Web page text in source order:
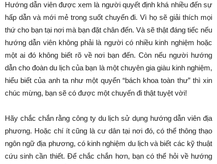
Hướng dẫn viên được xem là người quyết định khá nhiều đến sự
hấp dẫn và mới mẻ trong suốt chuyến đi. Vì họ sẽ giải thích mọi
thứ cho bạn tại nơi mà bạn đặt chân đến. Và sẽ thật đáng tiếc nếu
hướng dẫn viên không phải là người có nhiều kinh nghiệm hoặc
một ai đó không biết rõ về nơi bạn đến. Còn nếu người hướng
dẫn cho đoàn du lịch của bạn là một chuyên gia giàu kinh nghiệm,
hiểu biết của anh ta như một quyển “bách khoa toàn thư” thì xin
chúc mừng, bạn sẽ có được một chuyến đi thật tuyệt vời!
Hãy chắc chắn rằng công ty du lịch sử dụng hướng dẫn viên địa
phương. Hoặc chí ít cũng là cư dân tại nơi đó, có thể thông thạo
ngôn ngữ địa phương, có kinh nghiệm du lịch và biết các kỹ thuật
cứu sinh cần thiết. Để chắc chắn hơn, bạn có thể hỏi về hướng